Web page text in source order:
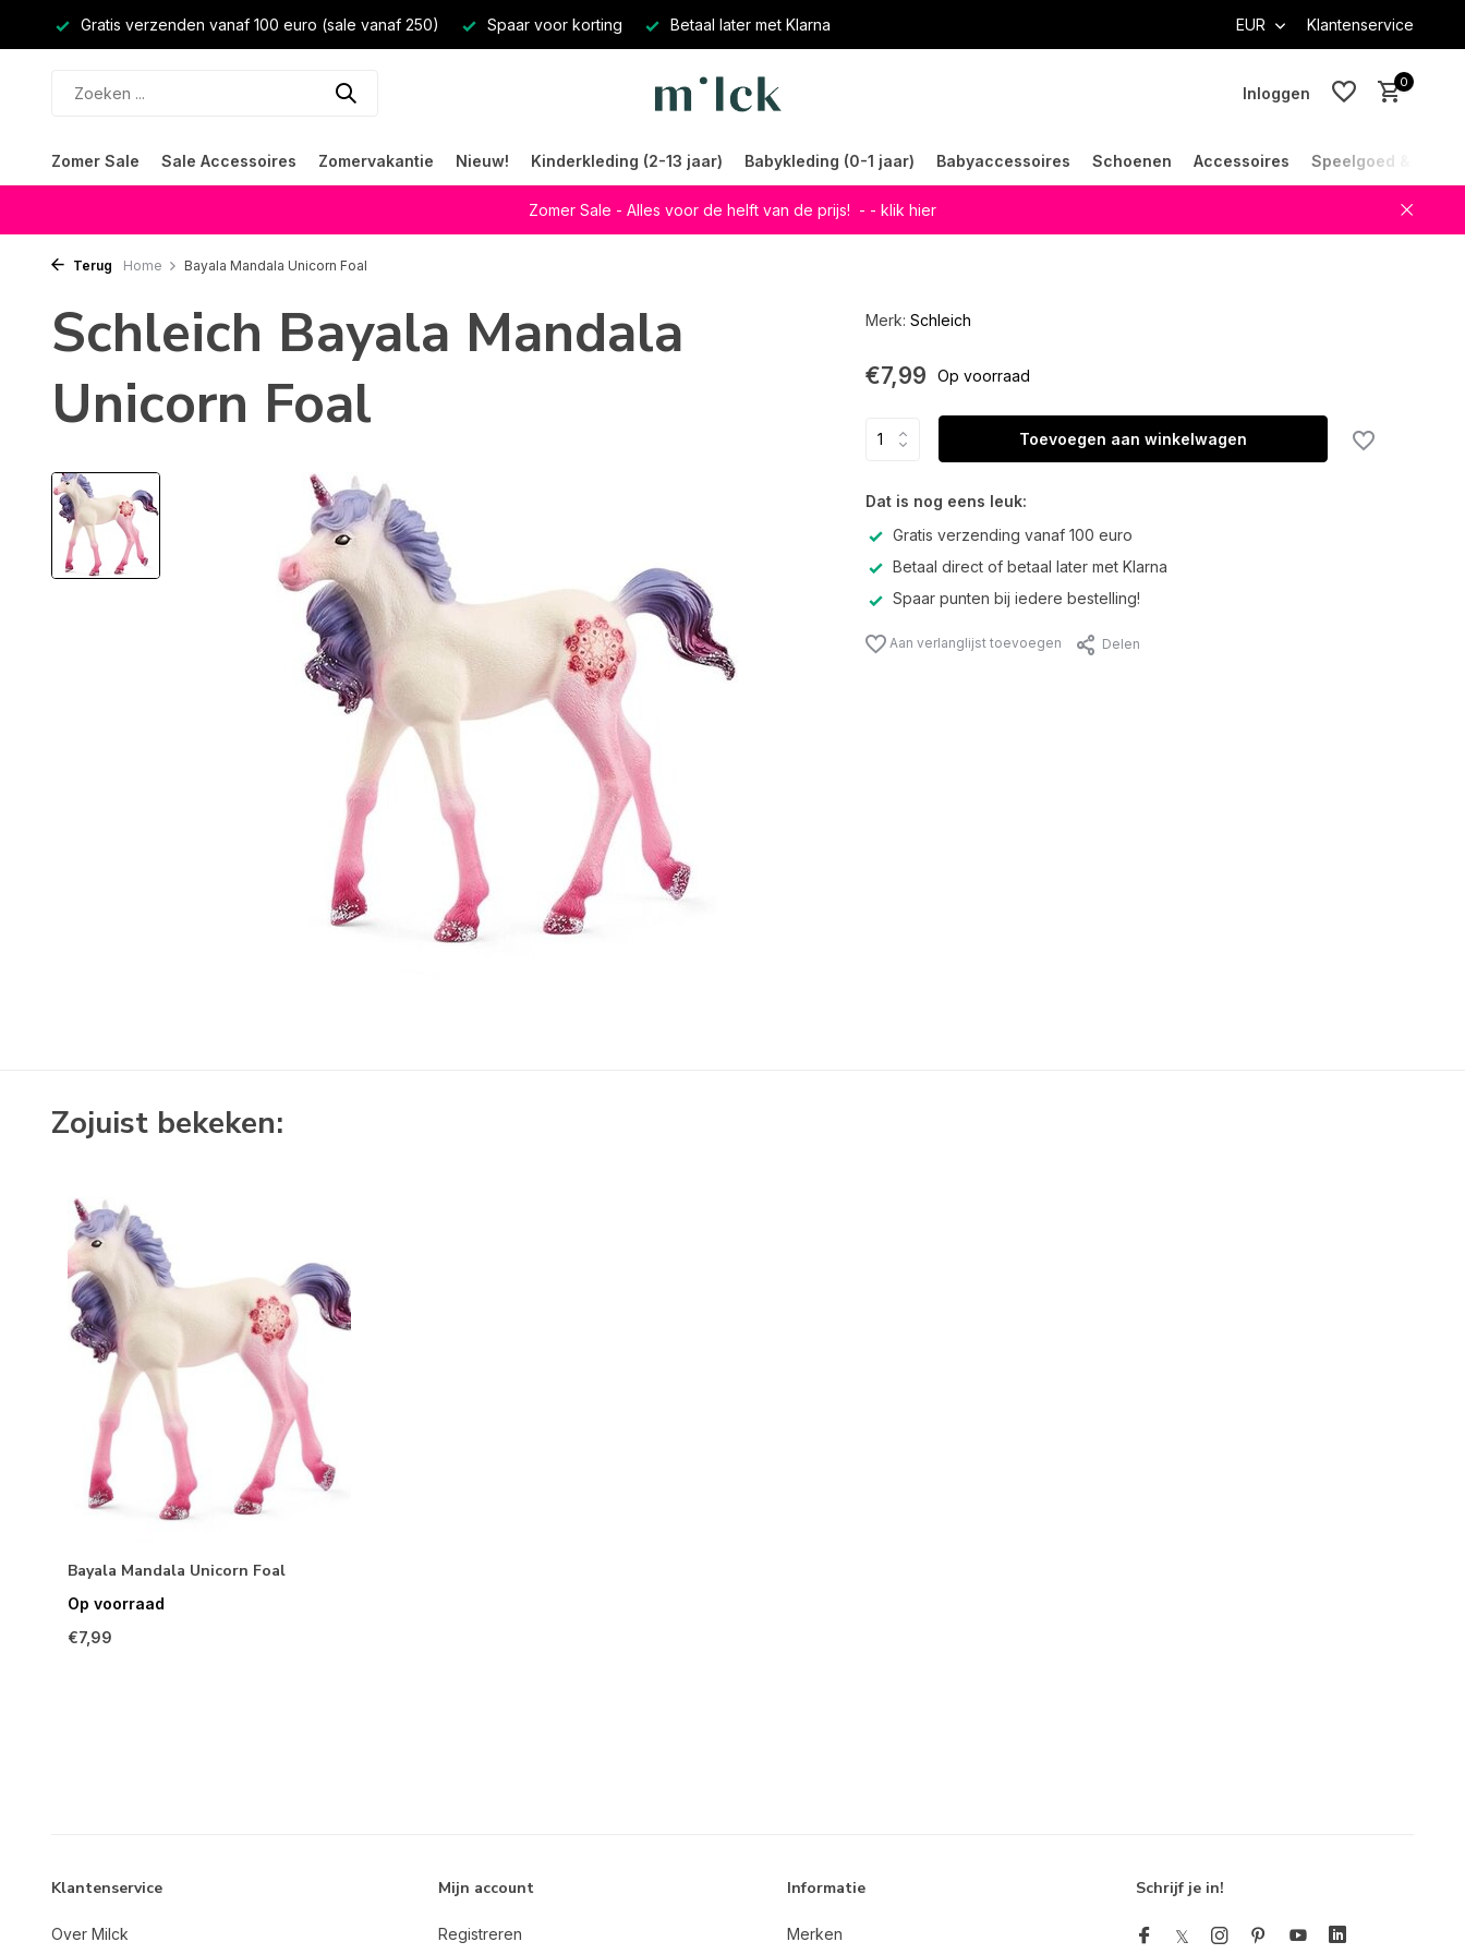
Gratis verzenden vanaf 100 euro (sale vanaf 250) Spaar voor korting Betaal later met Klarna EUR Klantenservice
Inloggen
0
Zomer Sale Sale Accessoires Zomervakantie Nieuw! Kinderkleding (2-13 jaar) Babykleding (0-1 jaar) Babyaccessoires Schoenen Accessoires Speelgoed &
Zomer Sale - Alles voor de helft van de prijs! - - klik hier
Terug Home Bayala Mandala Unicorn Foal
Schleich Bayala Mandala
Unicorn Foal
Merk: Schleich
€7,99 Op voorraad
Toevoegen aan winkelwagen
Dat is nog eens leuk:
Gratis verzending vanaf 100 euro
Betaal direct of betaal later met Klarna
Spaar punten bij iedere bestelling!
Aan verlanglijst toevoegen Delen
Zojuist bekeken:
Bayala Mandala Unicorn Foal
Op voorraad
€7,99
Klantenservice
Over Milck
Mijn account
Registreren
Informatie
Merken
Schrijf je in!